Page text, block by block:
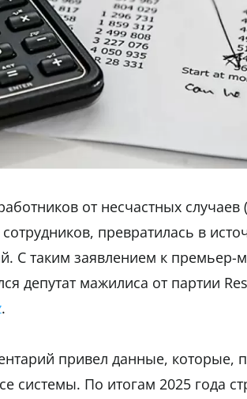
от несчастных
превратилась в
С таким заявлением к премьер-
депутат мажилиса от партии
.
привел данные, которые,
системы. По итогам 2025 года